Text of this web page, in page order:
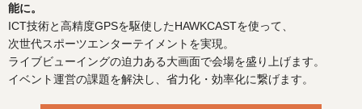
能に。
ICT技術と高精度GPSを駆使したHAWKCASTを使って、
次世代スポーツエンターテイメントを実現。
ライブビューイングの迫力ある大画面で会場を盛り上げます。
イベント運営の課題を解決し、省力化・効率化に繋げます。